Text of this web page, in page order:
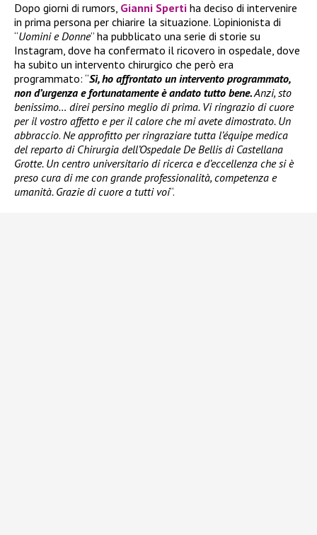
Dopo giorni di rumors, Gianni Sperti ha deciso di intervenire
in prima persona per chiarire la situazione. L’opinionista di
“Uomini e Donne” ha pubblicato una serie di storie su
Instagram, dove ha confermato il ricovero in ospedale, dove
ha subito un intervento chirurgico che però era
programmato: “Sì, ho affrontato un intervento programmato,
non d’urgenza e fortunatamente è andato tutto bene.Anzi, sto
benissimo… direi persino meglio di prima. Vi ringrazio di cuore
per il vostro affetto e per il calore che mi avete dimostrato. Un
abbraccio. Ne approfitto per ringraziare tutta l’équipe medica
del reparto di Chirurgia dell’Ospedale De Bellis di Castellana
Grotte. Un centro universitario di ricerca e d’eccellenza che si è
preso cura di me con grande professionalità, competenza e
umanità. Grazie di cuore a tutti voi“.